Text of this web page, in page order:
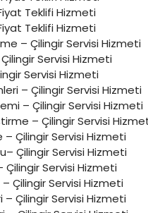
Teklifi Hizmeti
Teklifi Hizmeti
– Çilingir Servisi Hizmeti
Servisi Hizmeti
Servisi Hizmeti
– Çilingir Servisi Hizmeti
– Çilingir Servisi Hizmeti
– Çilingir Servisi
Çilingir Servisi Hizmeti
Çilingir Servisi Hizmeti
Çilingir Servisi Hizmeti
Çilingir Servisi Hizmeti
Çilingir Servisi Hizmeti